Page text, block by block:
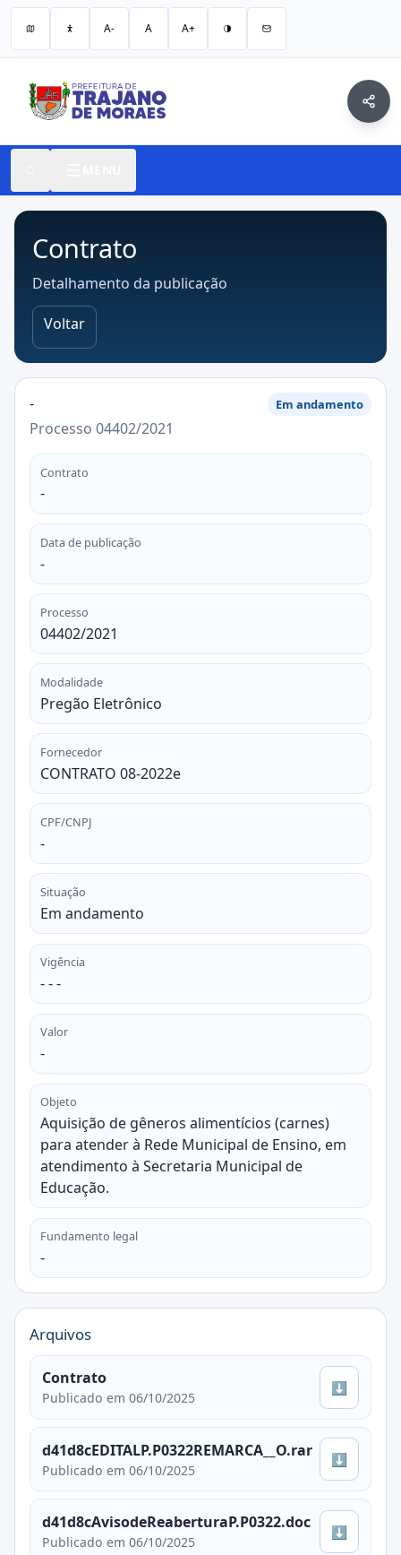
A- A A+
Contrato
Detalhamento da publicação
Voltar
-
Processo 04402/2021
Em andamento
Contrato
-
Data de publicação
-
Processo
04402/2021
Modalidade
Pregão Eletrônico
Fornecedor
CONTRATO 08-2022e
CPF/CNPJ
-
Situação
Em andamento
Vigência
- - -
Valor
-
Objeto
Aquisição de gêneros alimentícios (carnes)
para atender à Rede Municipal de Ensino, em
atendimento à Secretaria Municipal de
Educação.
Fundamento legal
-
Arquivos
Contrato
Publicado em 06/10/2025
⬇
d41d8cEDITALP.P0322REMARCA__O.rar
Publicado em 06/10/2025
⬇
d41d8cAvisodeReaberturaP.P0322.doc
Publicado em 06/10/2025
⬇